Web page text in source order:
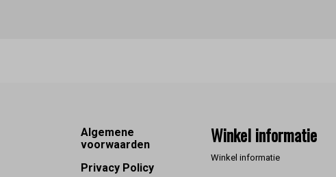
Footer
Algemene
voorwaarden
Privacy Policy
Winkel informatie
Winkel informatie